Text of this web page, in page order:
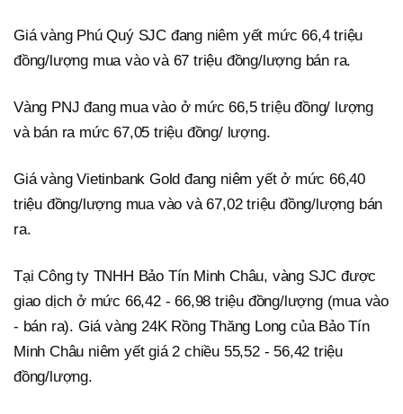
Giá vàng Phú Quý SJC đang niêm yết mức 66,4 triệu
đồng/lượng mua vào và 67 triệu đồng/lượng bán ra.
Vàng PNJ đang mua vào ở mức 66,5 triệu đồng/ lượng
và bán ra mức 67,05 triệu đồng/ lượng.
Giá vàng Vietinbank Gold đang niêm yết ở mức 66,40
triệu đồng/lượng mua vào và 67,02 triệu đồng/lượng bán
ra.
Tại Công ty TNHH Bảo Tín Minh Châu, vàng SJC được
giao dịch ở mức 66,42 - 66,98 triệu đồng/lượng (mua vào
- bán ra). Giá vàng 24K Rồng Thăng Long của Bảo Tín
Minh Châu niêm yết giá 2 chiều 55,52 - 56,42 triệu
đồng/lượng.